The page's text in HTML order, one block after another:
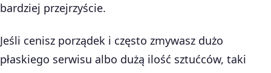
bardziej przejrzyście.
Jeśli cenisz porządek i często zmywasz dużo
płaskiego serwisu albo dużą ilość sztućców, taki